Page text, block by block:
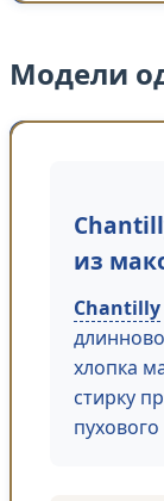
Модели
из
Chantilly
хлопка
стирку